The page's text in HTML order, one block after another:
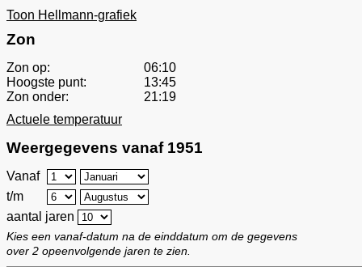
Toon Hellmann-grafiek
Zon
Zon op:
06:10
Hoogste punt:
13:45
Zon onder:
21:19
Actuele temperatuur
Weergegevens vanaf 1951
Vanaf
t/m
aantal jaren
Kies een vanaf-datum na de einddatum om de gegevens
over 2 opeenvolgende jaren te zien.